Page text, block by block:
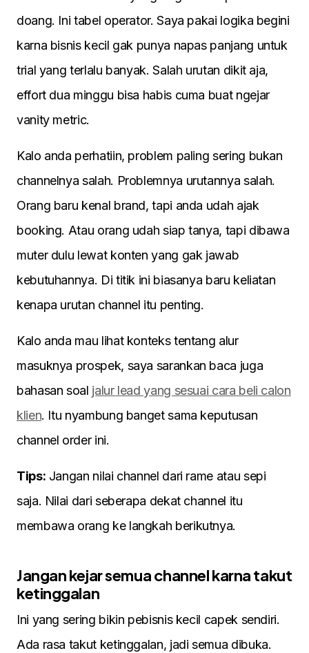
doang. Ini tabel operator. Saya pakai logika begini
karna bisnis kecil gak punya napas panjang untuk
trial yang terlalu banyak. Salah urutan dikit aja,
effort dua minggu bisa habis cuma buat ngejar
vanity metric.
Kalo anda perhatiin, problem paling sering bukan
channelnya salah. Problemnya urutannya salah.
Orang baru kenal brand, tapi anda udah ajak
booking. Atau orang udah siap tanya, tapi dibawa
muter dulu lewat konten yang gak jawab
kebutuhannya. Di titik ini biasanya baru keliatan
kenapa urutan channel itu penting.
Kalo anda mau lihat konteks tentang alur
masuknya prospek, saya sarankan baca juga
bahasan soal jalur lead yang sesuai cara beli calon
klien. Itu nyambung banget sama keputusan
channel order ini.
Tips: Jangan nilai channel dari rame atau sepi
saja. Nilai dari seberapa dekat channel itu
membawa orang ke langkah berikutnya.
Jangan kejar semua channel karna takut
ketinggalan
Ini yang sering bikin pebisnis kecil capek sendiri.
Ada rasa takut ketinggalan, jadi semua dibuka.